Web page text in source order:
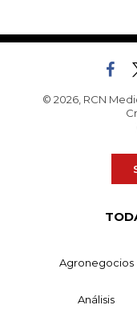
© 2026, RCN
Agronegocios
Análisis